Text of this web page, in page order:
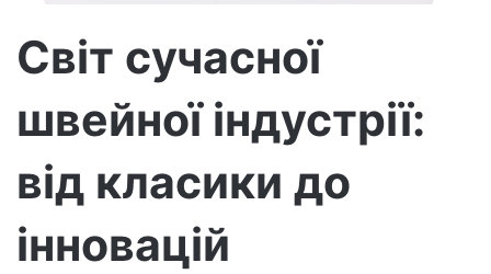
о
н
о
о
и
с
Світ сучасної
швейної індустрії:
від класики до
інновацій